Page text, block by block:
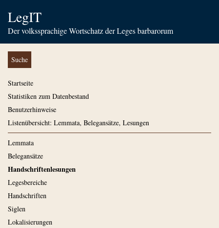
LegIT
Der volkssprachige Wortschatz der Leges barbarorum
Suche
Startseite
Statistiken zum Datenbestand
Benutzerhinweise
Listenübersicht: Lemmata, Belegansätze, Lesungen
Lemmata
Belegansätze
Handschriftenlesungen
Legesbereiche
Handschriften
Siglen
Lokalisierungen